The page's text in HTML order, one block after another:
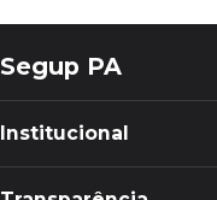
Segup PA
Institucional